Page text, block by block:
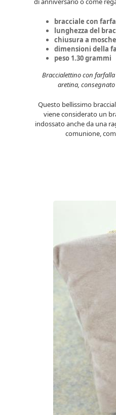
bracciale con
lunghezza del
chiusura a
dimensioni della
peso 1.30 grammi
Braccialettino con
aretina,
Questo bellissimo
viene considerato un
indossato anche da una
comunione,